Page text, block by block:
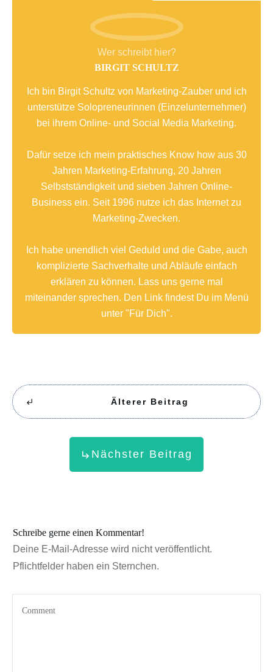
Wer schreibt hier?
BIRGIT SCHULTZ
Ich bin Birgit Schultz von Marketing-Zauber und ich
unterstütze Solopreneurinnen (Einzelunternehmer)
bei ihrem Online- und Social Media Marketing.
Dafür setze ich mein praktisches Know how aus 30
Jahren Marketing-Erfahrung, 20 Jahren
Selbstständigkeit und sieben Jahren Online-
Business ein. Seit 1996 nutze ich das Internet zu
Marketing-Zwecken.
Ich habe unendlich viel Geduld und die Gabe, auch
komplizierte Sachverhalte und Abläufe einfach
erklären zu können. Lass uns gerne mal
miteinander sprechen. Den Link findest Du im Menü
unter "Für Dich".
Älterer Beitrag
Nächster Beitrag
Schreibe gerne einen Kommentar!
Deine E-Mail-Adresse wird nicht veröffentlicht.
Pflichtfelder haben ein Sternchen.